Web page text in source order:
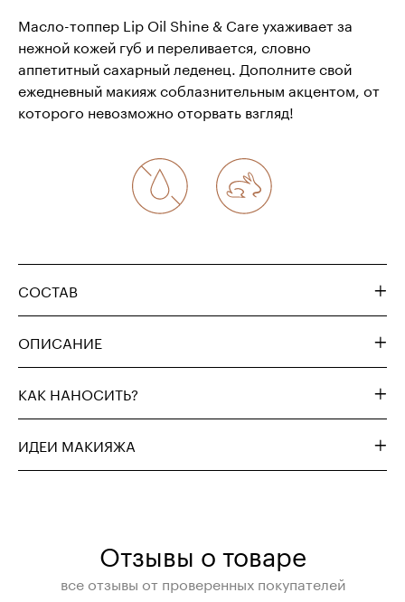
Масло-топпер Lip Oil Shine & Care ухаживает за
нежной кожей губ и переливается, словно
аппетитный сахарный леденец. Дополните свой
ежедневный макияж соблазнительным акцентом, от
которого невозможно оторвать взгляд!
СОСТАВ
ОПИСАНИЕ
КАК НАНОСИТЬ?
ИДЕИ МАКИЯЖА
Отзывы о товаре
все отзывы от проверенных покупателей